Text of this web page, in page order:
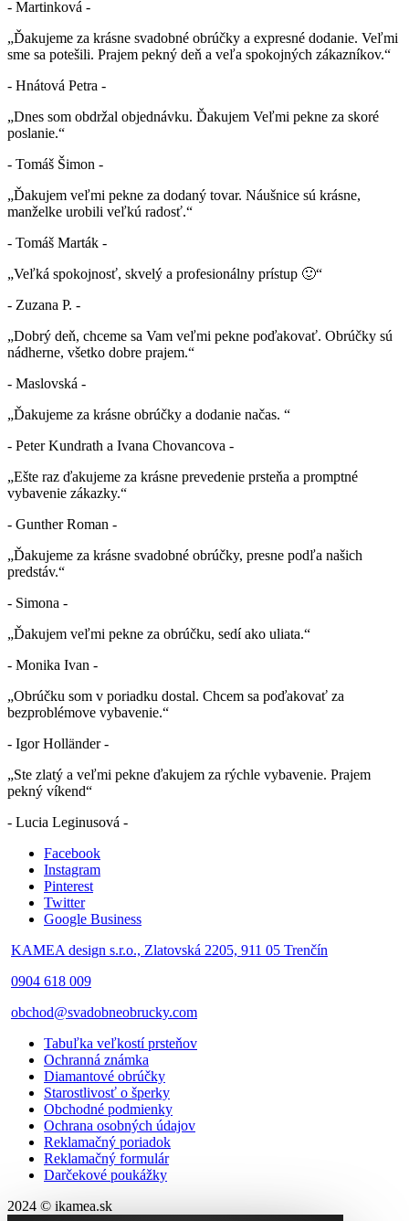
- Martinková -
„Ďakujeme za krásne svadobné obrúčky a expresné dodanie. Veľmi
sme sa potešili. Prajem pekný deň a veľa spokojných zákazníkov.“
- Hnátová Petra -
„Dnes som obdržal objednávku. Ďakujem Veľmi pekne za skoré
poslanie.“
- Tomáš Šimon -
„Ďakujem veľmi pekne za dodaný tovar. Náušnice sú krásne,
manželke urobili veľkú radosť.“
- Tomáš Marták -
„Veľká spokojnosť, skvelý a profesionálny prístup 🙂“
- Zuzana P. -
„Dobrý deň, chceme sa Vam veľmi pekne poďakovať. Obrúčky sú
nádherne, všetko dobre prajem.“
- Maslovská -
„Ďakujeme za krásne obrúčky a dodanie načas. “
- Peter Kundrath a Ivana Chovancova -
„Ešte raz ďakujeme za krásne prevedenie prsteňa a promptné
vybavenie zákazky.“
- Gunther Roman -
„Ďakujeme za krásne svadobné obrúčky, presne podľa našich
predstáv.“
- Simona -
„Ďakujem veľmi pekne za obrúčku, sedí ako uliata.“
- Monika Ivan -
„Obrúčku som v poriadku dostal. Chcem sa poďakovať za
bezproblémove vybavenie.“
- Igor Holländer -
„Ste zlatý a veľmi pekne ďakujem za rýchle vybavenie. Prajem
pekný víkend“
- Lucia Leginusová -
Facebook
Instagram
Pinterest
Twitter
Google Business
KAMEA design s.r.o., Zlatovská 2205, 911 05 Trenčín
0904 618 009
obchod@svadobneobrucky.com
Tabuľka veľkostí prsteňov
Ochranná známka
Diamantové obrúčky
Starostlivosť o šperky
Obchodné podmienky
Ochrana osobných údajov
Reklamačný poriadok
Reklamačný formulár
Darčekové poukážky
2024 © ikamea.sk